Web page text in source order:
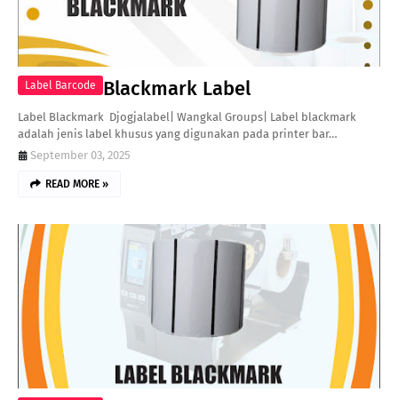
Label Barcode Blackmark Label
Label Blackmark Djogjalabel| Wangkal Groups| Label blackmark
adalah jenis label khusus yang digunakan pada printer bar…
September 03, 2025
READ MORE »